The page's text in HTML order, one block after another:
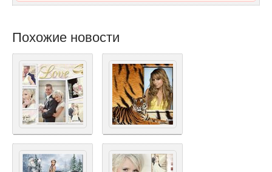
Похожие новости